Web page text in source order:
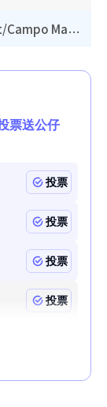
開倉優惠｜銅鑼灣時代廣場Doughnut/Campo Marzio開倉低至1折！背囊、書包、手袋劈價$200起